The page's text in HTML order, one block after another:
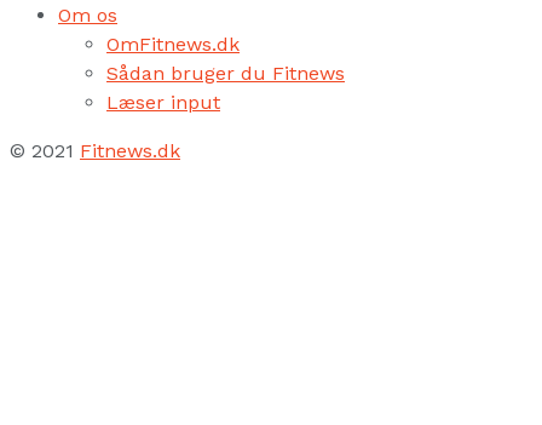
Om os
OmFitnews.dk
Sådan bruger du Fitnews
Læser input
© 2021 Fitnews.dk